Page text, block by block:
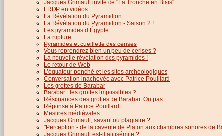
Jacques Grimault invité de "La Tronche en Biais"
LRDP en vidéos
La Révélation du Pyramidion
La Révélation du Pyramidion - Saison 2 !
Les pyramides d’Égypte
La rupture
Pyramides et cueillette des cerises
Vous reprendrez bien un peu de cerises ?
La nouvelle révélation des pyramides !
Le retour de Web
L’équateur penché et les sites archéologiques
Conversation inachevée avec Patrice Pouillard
Les grottes de Barabar
Barabar : les grottes impossibles ?
Résonances des grottes de Barabar. Ou pas.
Réponse à Patrice Pouillard
Mesures médiévales
Jacques Grimault, savant ou plagiaire ?
"Perception - de la caverne de Platon aux chambres sonores de
Jacques Grimault est-il antisémite ?